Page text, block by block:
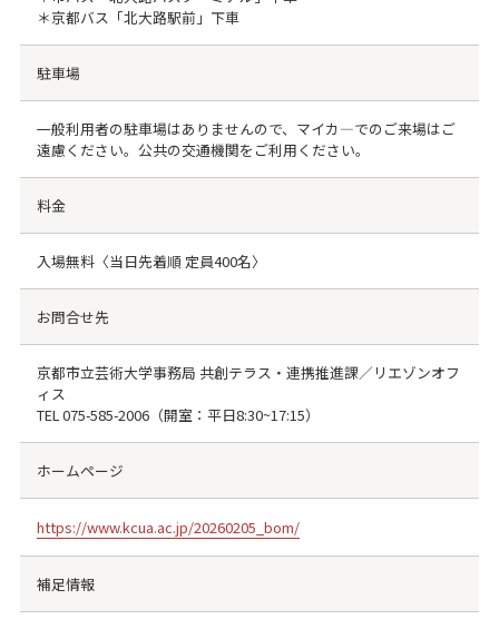
＊京都バス「北大路駅前」下車
駐車場
一般利用者の駐車場はありませんので、マイカ―でのご来場はご
遠慮ください。公共の交通機関をご利用ください。
料金
入場無料〈当日先着順 定員400名〉
お問合せ先
京都市立芸術大学事務局 共創テラス・連携推進課／リエゾンオフ
ィス
TEL075-585-2006（開室：平日8:30~17:15）
ホームページ
https://www.kcua.ac.jp/20260205_bom/
補足情報